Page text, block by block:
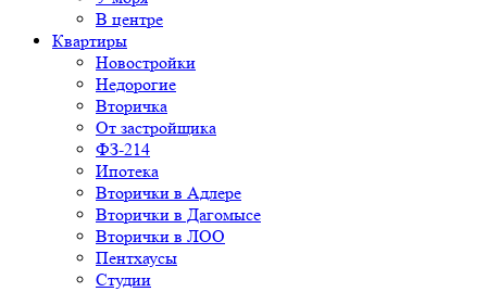
В центре
Квартиры
Новостройки
Недорогие
Вторичка
От застройщика
ФЗ-214
Ипотека
Вторички в Адлере
Вторички в Дагомысе
Вторички в ЛОО
Пентхаусы
Студии